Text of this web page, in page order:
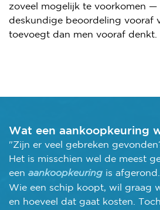
zoveel mogelijk te voorkomen —
deskundige beoordeling vooraf
toevoegt dan men vooraf denkt.
Wat een aankoopkeuring
"Zijn er veel gebreken
Het is misschien wel de meest
een aankoopkeuring is
Wie een schip koopt, wil graag
en hoeveel dat gaat kosten.